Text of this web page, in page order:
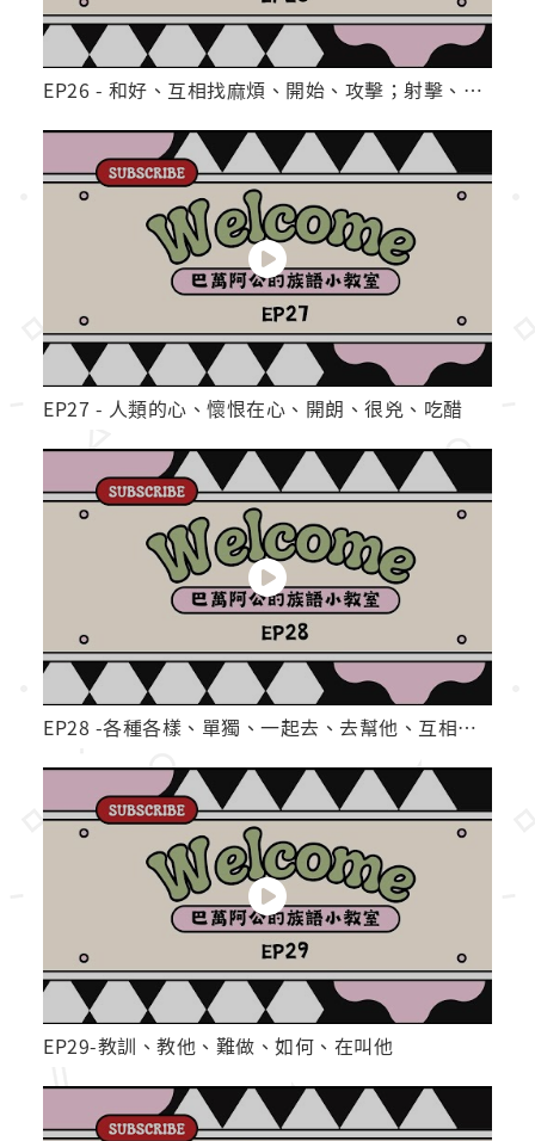
EP26 - 和好、互相找麻煩、開始、攻擊；射擊、互相攻擊；戰爭
EP27 - 人類的心、懷恨在心、開朗、很兇、吃醋
EP28 -各種各樣、單獨、一起去、去幫他、互相幫忙
EP29-教訓、教他、難做、如何、在叫他